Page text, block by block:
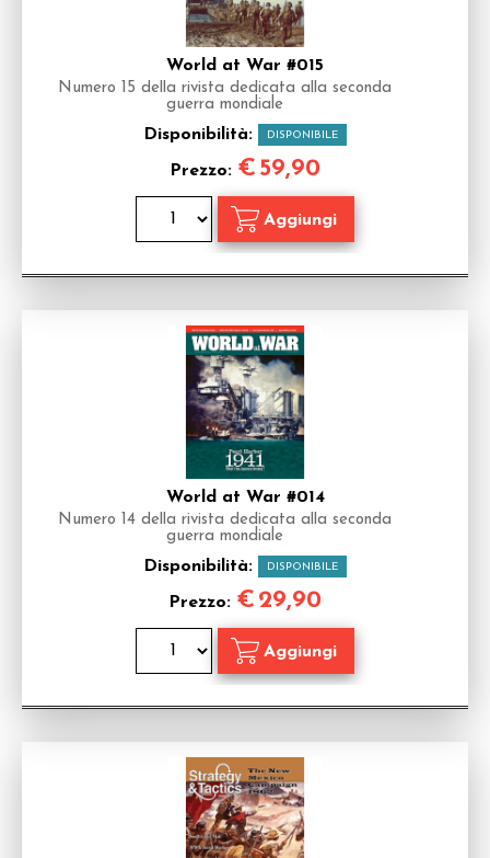
World at War #015
Numero 15 della rivista dedicata alla seconda
guerra mondiale
Disponibilità: DISPONIBILE
Prezzo: € 59,90
World at War #014
Numero 14 della rivista dedicata alla seconda
guerra mondiale
Disponibilità: DISPONIBILE
Prezzo: € 29,90